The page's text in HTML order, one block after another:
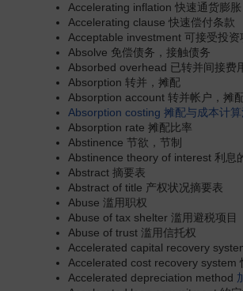
Accelerating inflation 快速通货膨胀
Accelerating clause 快速偿付条款
Acceptable investment 可接受投资
Absolve 免偿债务，接触债务
Absorbed overhead 已转并间接费
Absorption 转并，摊配
Absorption account 转并帐户，摊
Absorption costing 摊配与成本计
Absorption rate 摊配比率
Abstinence 节欲，节制
Abstinence theory of interest 利息
Abstract 摘要表
Abstract of title 产权状况摘要表
Abuse 滥用职权
Abuse of tax shelter 滥用避税项目
Abuse of trust 滥用信托权
Accelerated capital recovery
Accelerated cost recovery system
Accelerated depreciation method